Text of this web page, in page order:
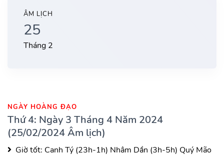
ÂM LỊCH
25
Tháng 2
NGÀY HOÀNG ĐẠO
Thứ 4: Ngày 3 Tháng 4 Năm 2024
(25/02/2024 Âm lịch)
Giờ tốt: Canh Tý (23h-1h) Nhâm Dần (3h-5h) Quý Mão